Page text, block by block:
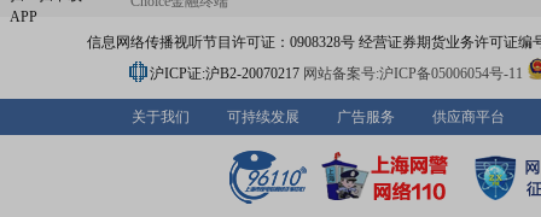
APP
信息网络传播视听节目许可证：0908328号 经营证券期货业务许可证编
沪ICP证:沪B2-20070217 网站备案号:沪ICP备05006054号-11
关于我们 可持续发展 广告服务 供应商平台